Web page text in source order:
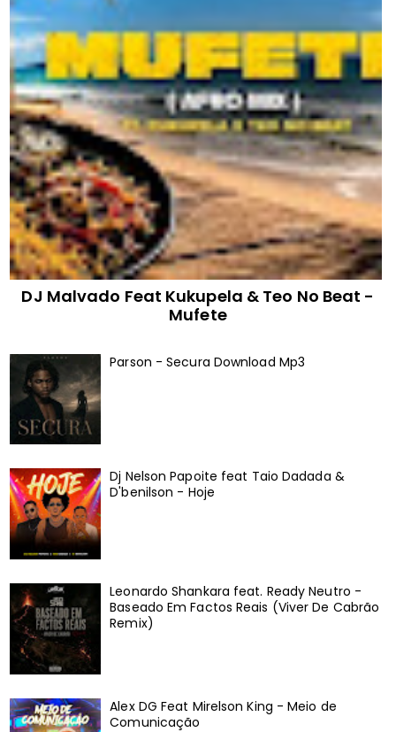
DJ Malvado Feat Kukupela & Teo No Beat -
Mufete
Parson - Secura Download Mp3
Dj Nelson Papoite feat Taio Dadada &
D'benilson - Hoje
Leonardo Shankara feat. Ready Neutro -
Baseado Em Factos Reais (Viver De Cabrão
Remix)
Alex DG Feat Mirelson King - Meio de
Comunicação